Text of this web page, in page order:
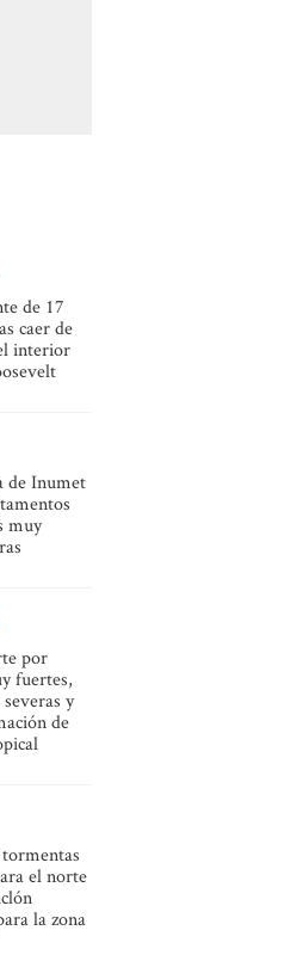
de 17
caer de
interior
de Inumet
muy
por
fuertes,
y
de
el norte
la zona